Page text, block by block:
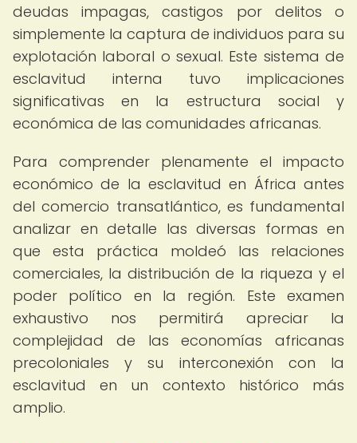
deudas impagas, castigos por delitos o
simplemente la captura de individuos para su
explotación laboral o sexual. Este sistema de
esclavitud interna tuvo implicaciones
significativas en la estructura social y
económica de las comunidades africanas.
Para comprender plenamente el impacto
económico de la esclavitud en África antes
del comercio transatlántico, es fundamental
analizar en detalle las diversas formas en
que esta práctica moldeó las relaciones
comerciales, la distribución de la riqueza y el
poder político en la región. Este examen
exhaustivo nos permitirá apreciar la
complejidad de las economías africanas
precoloniales y su interconexión con la
esclavitud en un contexto histórico más
amplio.